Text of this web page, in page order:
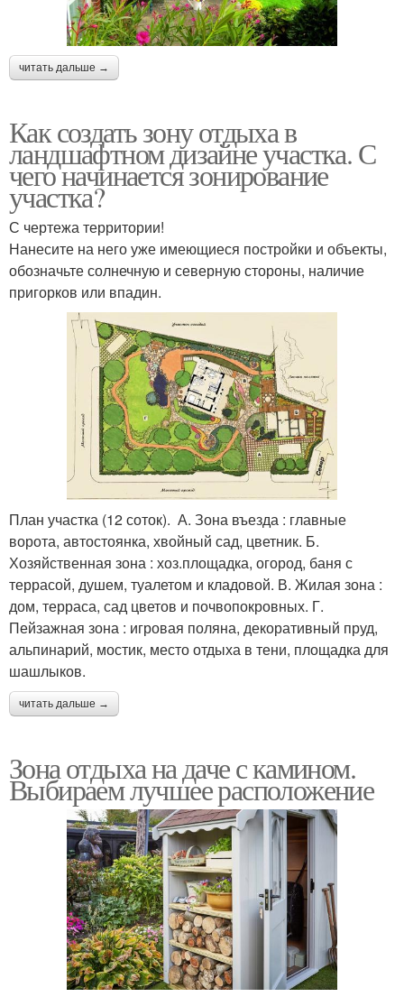
читать дальше →
Как создать зону отдыха в
ландшафтном дизайне участка. С
чего начинается зонирование
участка?
С чертежа территории!
Нанесите на него уже имеющиеся постройки и объекты,
обозначьте солнечную и северную стороны, наличие
пригорков или впадин.
План участка (12 соток). А. Зона въезда : главные
ворота, автостоянка, хвойный сад, цветник. Б.
Хозяйственная зона : хоз.площадка, огород, баня с
террасой, душем, туалетом и кладовой. В. Жилая зона :
дом, терраса, сад цветов и почвопокровных. Г.
Пейзажная зона : игровая поляна, декоративный пруд,
альпинарий, мостик, место отдыха в тени, площадка для
шашлыков.
читать дальше →
Зона отдыха на даче с камином.
Выбираем лучшее расположение